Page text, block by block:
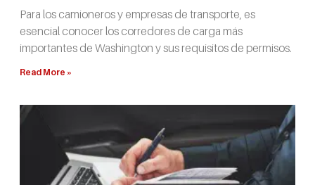
Para los camioneros y empresas de transporte, es
esencial conocer los corredores de carga más
importantes de Washington y sus requisitos de permisos.
Read More »